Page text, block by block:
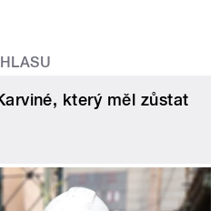
který měl zůstat